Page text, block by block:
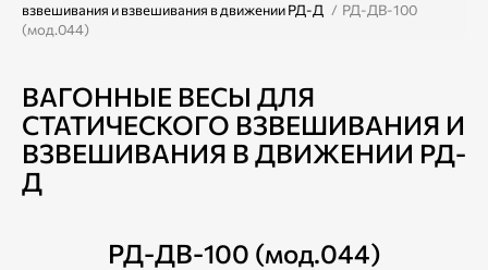
взвешивания и взвешивания в движении РД-Д / РД-ДВ-100
(мод.044)
ВАГОННЫЕ ВЕСЫ ДЛЯ
СТАТИЧЕСКОГО ВЗВЕШИВАНИЯ И
ВЗВЕШИВАНИЯ В ДВИЖЕНИИ РД-
Д
РД-ДВ-100 (мод.044)